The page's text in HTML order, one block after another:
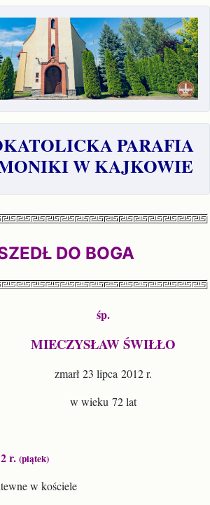
PARAFIA
W KAJKOWIE
DO BOGA
śp.
MIECZYSŁAW ŚWIŁŁO
zmarł 23 lipca 2012 r.
w wieku 72 lat
r. (piątek)
w kościele